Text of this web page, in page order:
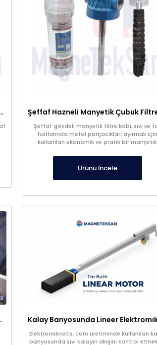
– Petek ve Kombi Temizliği
Şeffaf gövdeli manyetik filtre kabı, sıvı ve
hatlarında metal parçacıkları ayırmak için
kullanılan ekonomik ve pratik bir manyetik
kalitesini artırır ve ekipmanları korur.
Ürünü İncele
Gauss Manyetik Separatör
Elektromıknatıs, cam üretiminde kullanılan
banyosunda sıvı kalayın akışını kontrol